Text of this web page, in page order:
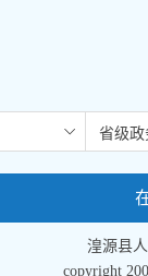
湟源县
copyright